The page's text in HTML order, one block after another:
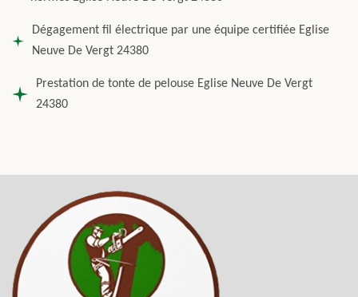
Dégagement fil électrique par une équipe certifiée Eglise
Neuve De Vergt 24380
Prestation de tonte de pelouse Eglise Neuve De Vergt
24380